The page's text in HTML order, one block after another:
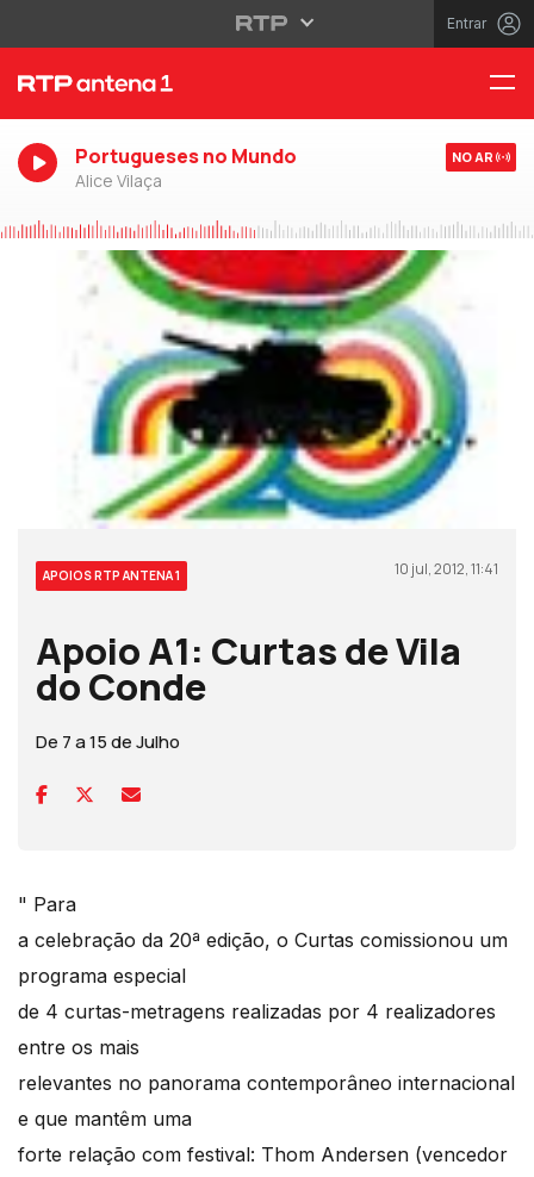
Entrar
Portugueses no Mundo
Alice Vilaça
NO AR
APOIOS RTP ANTENA 1 10 jul, 2012, 11:41
Apoio A1: Curtas de Vila
do Conde
De 7 a 15 de Julho
" Para
a celebração da 20ª edição, o Curtas comissionou um
programa especial
de 4 curtas-metragens realizadas por 4 realizadores
entre os mais
relevantes no panorama contemporâneo internacional
e que mantêm uma
forte relação com festival: Thom Andersen (vencedor